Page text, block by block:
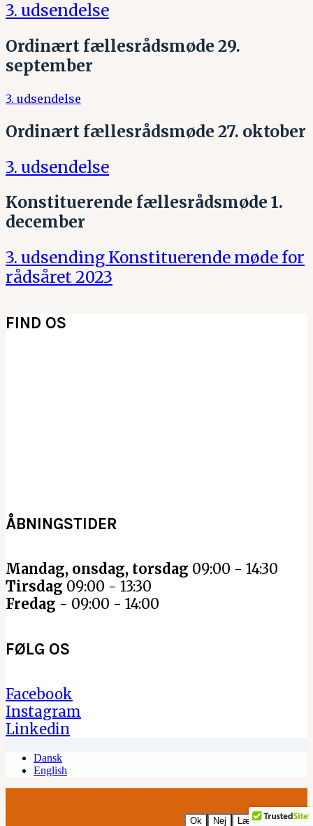
3. udsendelse
Ordinært fællesrådsmøde 29.
september
3. udsendelse
Ordinært fællesrådsmøde 27. oktober
3. udsendelse
Konstituerende fællesrådsmøde 1.
december
3. udsending Konstituerende møde for
rådsåret 2023
FIND OS
ÅBNINGSTIDER
Mandag, onsdag, torsdag 09:00 - 14:30
Tirsdag 09:00 - 13:30
Fredag - 09:00 - 14:00
FØLG OS
Facebook
Instagram
Linkedin
Dansk
English
oplevelse af vores website. Hvis du fortsætter med at bruge dette site
Ok Nej Læs mere